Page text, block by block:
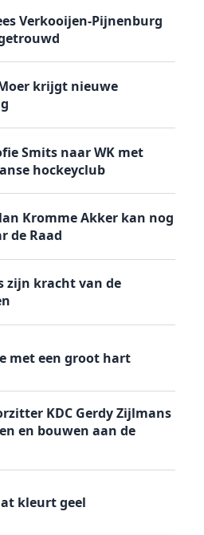
Verkooijen-Pijnenburg
krijgt nieuwe
Smits naar WK met
hockeyclub
Kromme Akker kan nog
de Raad
zijn kracht van de
met een groot hart
KDC Gerdy Zijlmans
en bouwen aan de
kleurt geel